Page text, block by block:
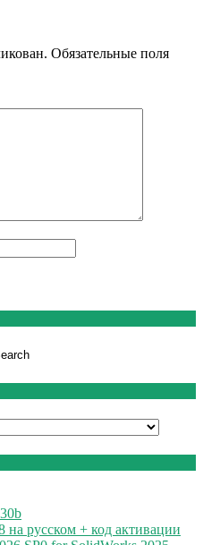
Обязательные поля
на русском + код активации